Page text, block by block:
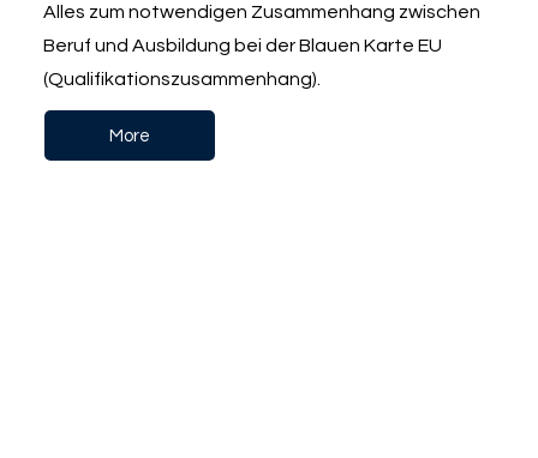
Alles zum notwendigen Zusammenhang zwischen
Beruf und Ausbildung bei der Blauen Karte EU
(Qualifikationszusammenhang).
More